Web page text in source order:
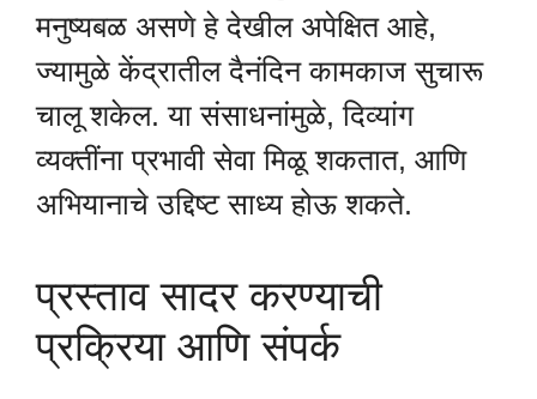
मनुष्यबळ असणे हे देखील अपेक्षित आहे,
ज्यामुळे केंद्रातील दैनंदिन कामकाज सुचारू
चालू शकेल. या संसाधनांमुळे, दिव्यांग
व्यक्तींना प्रभावी सेवा मिळू शकतात, आणि
अभियानाचे उद्दिष्ट साध्य होऊ शकते.
प्रस्ताव सादर करण्याची
प्रक्रिया आणि संपर्क